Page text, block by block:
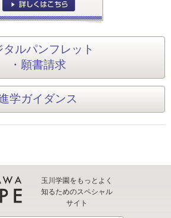
タルパンフレット
・願書請求
学ガイダンス
玉川学園をもっとよく
知るためのスペシャル
サイト